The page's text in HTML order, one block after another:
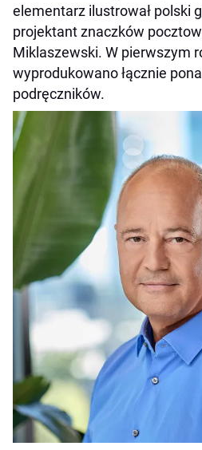
elementarz ilustrował polski
projektant znaczków
Miklaszewski. W pierwszym
wyprodukowano łącznie
podręczników.